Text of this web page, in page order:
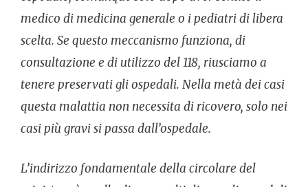
medico di medicina generale o i pediatri di libera
scelta. Se questo meccanismo funziona, di
consultazione e di utilizzo del 118, riusciamo a
tenere preservati gli ospedali. Nella metà dei casi
questa malattia non necessita di ricovero, solo nei
casi più gravi si passa dall’ospedale.
L’indirizzo fondamentale della circolare del